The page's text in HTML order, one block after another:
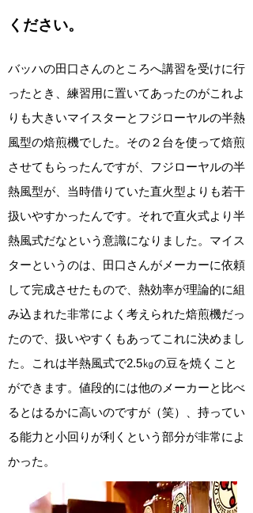
ください。
バッハの田口さんのところへ講習を受けに行
ったとき、練習用に置いてあったのがこれよ
りも大きいマイスターとフジローヤルの半熱
風型の焙煎機でした。その２台を使って焙煎
させてもらったんですが、フジローヤルの半
熱風型が、当時借りていた直火型よりも若干
扱いやすかったんです。それで直火式より半
熱風式だなという意識になりました。マイス
ターというのは、田口さんがメーカーに依頼
して完成させたもので、熱効率が理論的に組
み込まれた非常によく考えられた焙煎機だっ
たので、扱いやすくもあってこれに決めまし
た。これは半熱風式で2.5㎏の豆を焼くこと
ができます。値段的には他のメーカーと比べ
るとはるかに高いのですが（笑）、持ってい
る能力と小回りが利くという部分が非常によ
かった。